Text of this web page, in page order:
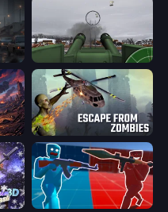
Flakmeister
Escape from Zombies
Battle of the Soldiers: Red vs Blue